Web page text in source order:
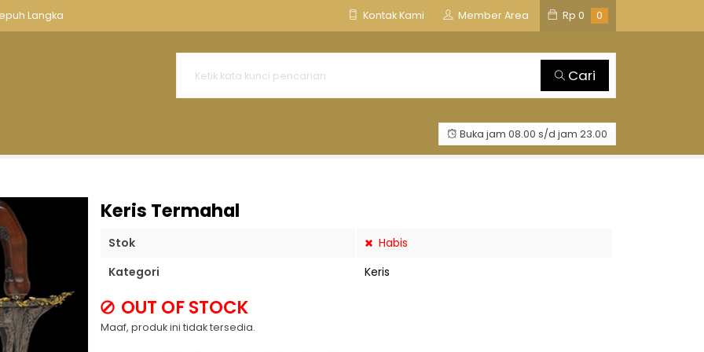
Langka
5 Tinatah Emas Panji Wilis
Emas Mataram Senopaten
PB Sepuh Pakubuwono Ke 2
V
Kontak Kami Member Area Rp 0 0
Aksesoris Keris Kawruh Keris TOSAN AJI GROUP
Cari
Buka jam 08.00 s/d jam 23.00
Keris Termahal
Stok
Habis
Kategori
Keris
OUT OF STOCK
Maaf, produk ini tidak tersedia.